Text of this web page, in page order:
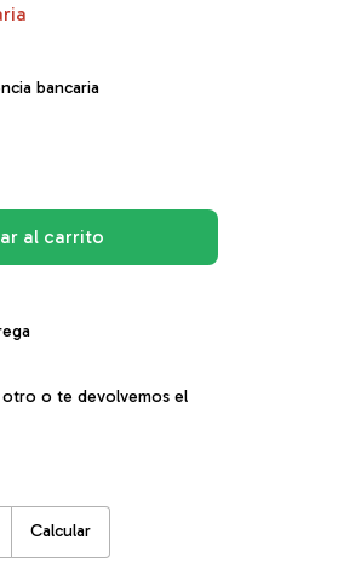
bancaria
o te devolvemos el
Calcular